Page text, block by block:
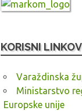
KORISNI
Varaždinska
Ministarstvo
Europske unije